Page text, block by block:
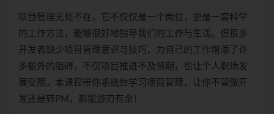
项目管理无处不在，它不仅仅是一个岗位，更是一套科学
的工作方法，能够很好地指导我们的工作与生活。但很多
开发者缺少项目管理意识与技巧，为自己的工作增添了许
多额外的阻碍，不仅项目推进不及预期，也让个人职场发
展受限。本课程带你系统性学习项目管理，让你不管做开
发还是转PM，都能游刃有余！